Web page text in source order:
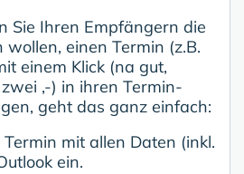
Sie Ihren Empfängern die
wollen, einen Termin (z.B.
einem Klick (na gut,
,-) in ihren Termin-
geht das ganz einfach:
mit allen Daten (inkl.
ein.